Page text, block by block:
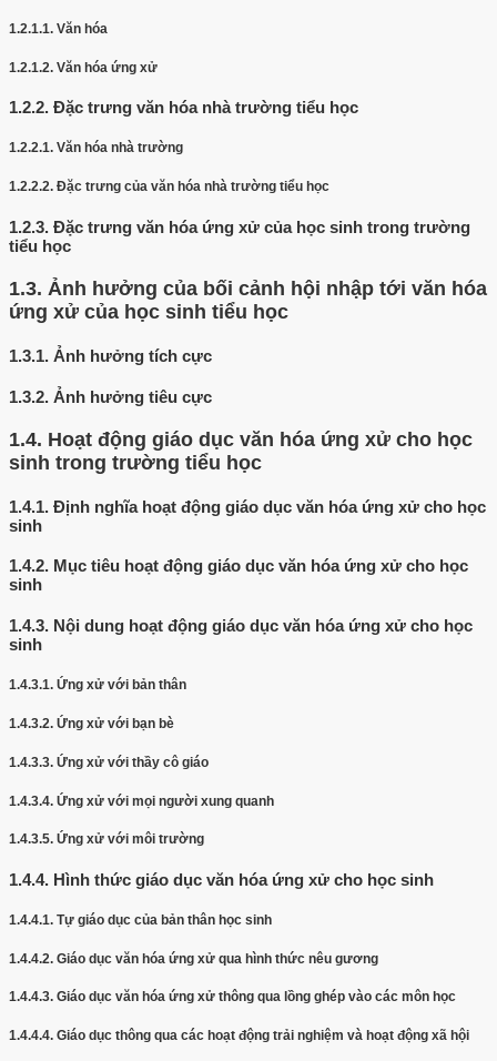
1.2.1.1. Văn hóa
1.2.1.2. Văn hóa ứng xử
1.2.2. Đặc trưng văn hóa nhà trường tiểu học
1.2.2.1. Văn hóa nhà trường
1.2.2.2. Đặc trưng của văn hóa nhà trường tiểu học
1.2.3. Đặc trưng văn hóa ứng xử của học sinh trong trường
tiểu học
1.3. Ảnh hưởng của bối cảnh hội nhập tới văn hóa
ứng xử của học sinh tiểu học
1.3.1. Ảnh hưởng tích cực
1.3.2. Ảnh hưởng tiêu cực
1.4. Hoạt động giáo dục văn hóa ứng xử cho học
sinh trong trường tiểu học
1.4.1. Định nghĩa hoạt động giáo dục văn hóa ứng xử cho học
sinh
1.4.2. Mục tiêu hoạt động giáo dục văn hóa ứng xử cho học
sinh
1.4.3. Nội dung hoạt động giáo dục văn hóa ứng xử cho học
sinh
1.4.3.1. Ứng xử với bản thân
1.4.3.2. Ứng xử với bạn bè
1.4.3.3. Ứng xử với thầy cô giáo
1.4.3.4. Ứng xử với mọi người xung quanh
1.4.3.5. Ứng xử với môi trường
1.4.4. Hình thức giáo dục văn hóa ứng xử cho học sinh
1.4.4.1. Tự giáo dục của bản thân học sinh
1.4.4.2. Giáo dục văn hóa ứng xử qua hình thức nêu gương
1.4.4.3. Giáo dục văn hóa ứng xử thông qua lồng ghép vào các môn học
1.4.4.4. Giáo dục thông qua các hoạt động trải nghiệm và hoạt động xã hội